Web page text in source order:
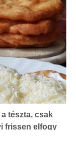
tészta, csak
frissen elfogy